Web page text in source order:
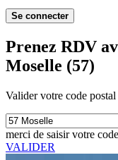
Se connecter
Prenez RDV
Moselle (57)
Valider votre code postal
merci de saisir votre
VALIDER